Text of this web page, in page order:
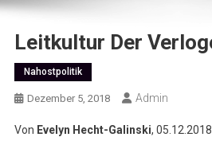
Leitkultur Der
Nahostpolitik
Dezember 5, 2018 Admin
Von Evelyn Hecht-Galinski, 05.12.2018